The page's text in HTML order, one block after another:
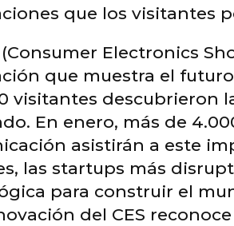
que los visitantes
(Consumer Electronics
que muestra el
visitantes descubrieron
En enero, más de
asistirán a este
las startups más
para construir el
del CES